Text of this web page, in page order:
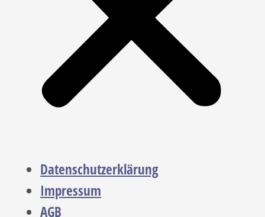
Datenschutzerklärung
Impressum
AGB